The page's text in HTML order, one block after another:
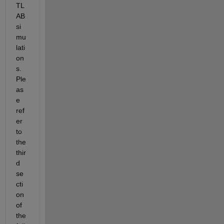
TL
AB
si
mu
lati
on
s.
Ple
as
e
ref
er
to
the
thir
d
se
cti
on
of
the